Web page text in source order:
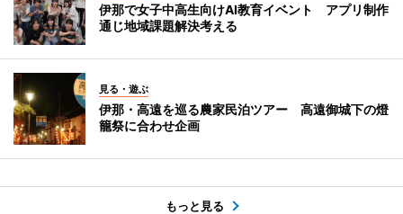
伊那で女子中高生向けAI教育イベント アプリ制作
通じ地域課題解決考える
見る・遊ぶ
伊那・高遠を巡る農家民泊ツアー 高遠御城下の燈
籠祭に合わせ企画
もっと見る